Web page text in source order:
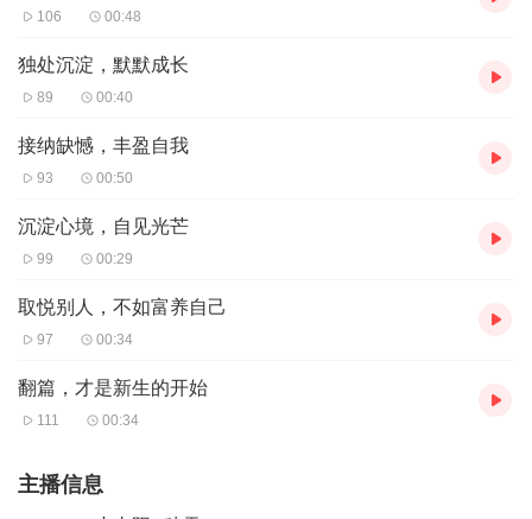
106 00:48
独处沉淀，默默成长
89 00:40
接纳缺憾，丰盈自我
93 00:50
沉淀心境，自见光芒
99 00:29
取悦别人，不如富养自己
97 00:34
翻篇，才是新生的开始
111 00:34
主播信息